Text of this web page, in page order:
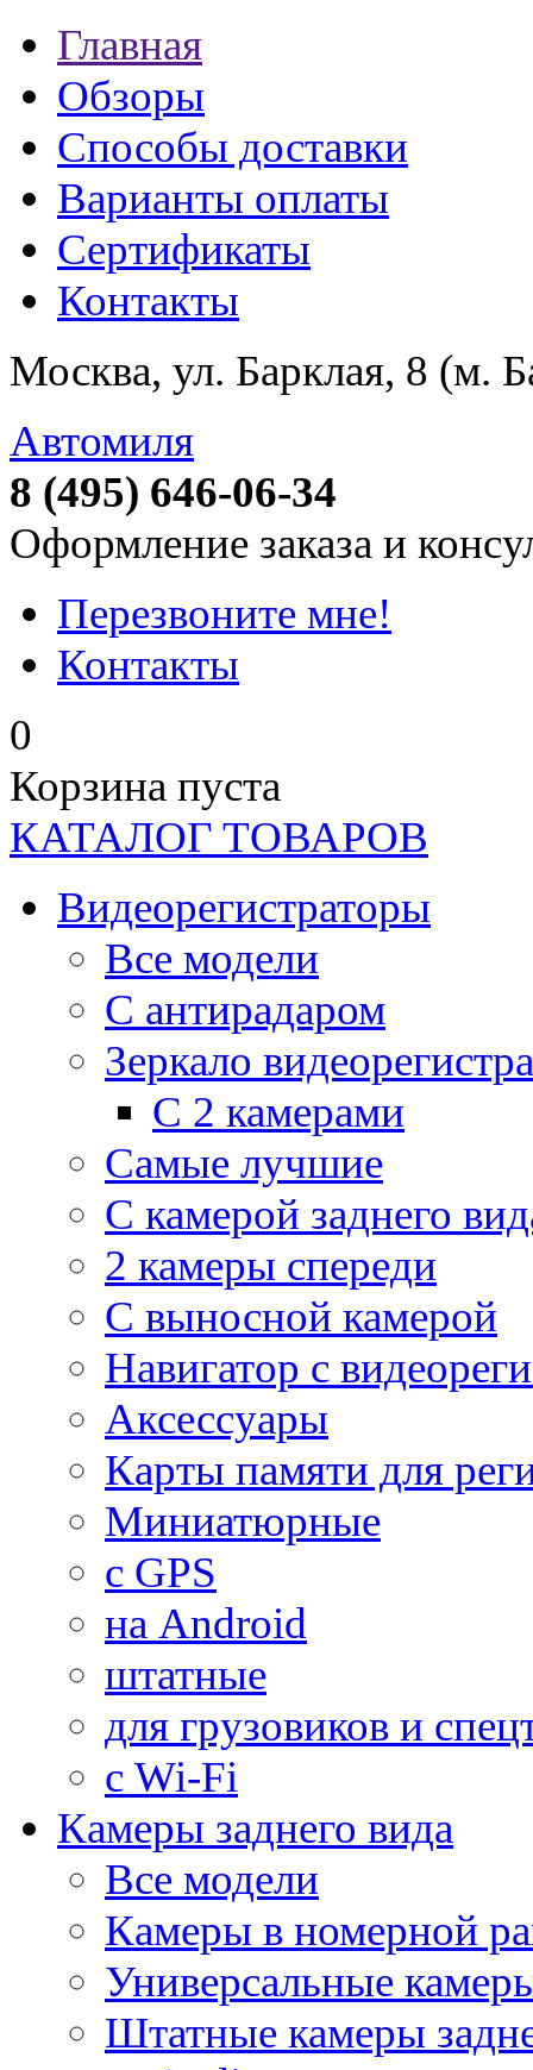
Главная
Обзоры
Способы доставки
Варианты оплаты
Сертификаты
Контакты
Москва, ул. Барклая, 8 (м.
Автомиля
8 (495) 646-06-34
Оформление заказа и
Перезвоните мне!
Контакты
0
Корзина пуста
КАТАЛОГ ТОВАРОВ
Видеорегистраторы
Все модели
C антирадаром
Зеркало
С 2 камерами
Самые лучшие
С камерой заднего
2 камеры спереди
С выносной камерой
Навигатор с
Аксессуары
Карты памяти для
Миниатюрные
с GPS
на Android
штатные
для грузовиков и
с Wi-Fi
Камеры заднего вида
Все модели
Камеры в номерной
Универсальные
Штатные камеры